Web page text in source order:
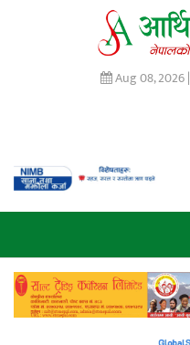
Aug 08, 2026 |